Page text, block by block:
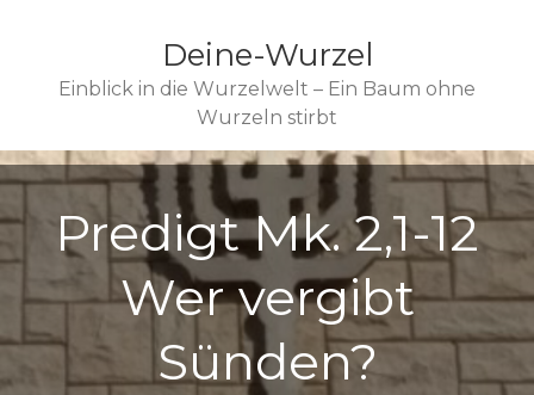
Deine-Wurzel
Einblick in die Wurzelwelt – Ein Baum ohne
Wurzeln stirbt
Predigt Mk. 2,1-12
Wer vergibt
Sünden?